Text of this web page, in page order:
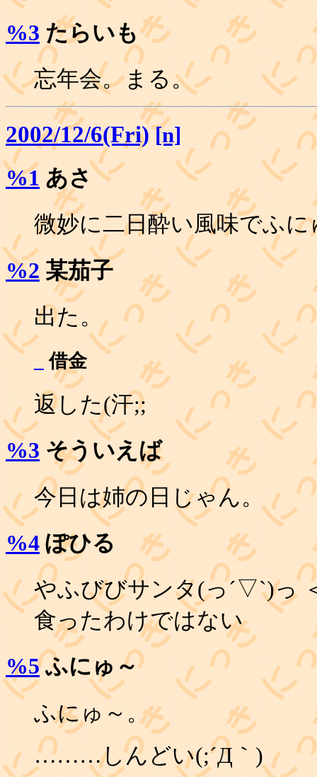
%3 たらいも
忘年会。まる。
2002/12/6(Fri) [n]
%1 あさ
微妙に二日酔い風味でふに
%2 某茄子
出た。
借金
返した(汗;;
%3 そういえば
今日は姉の日じゃん。
%4 ぽひる
やふびびサンタ(っ´▽`)っ
食ったわけではない
%5ふにゅ～
ふにゅ～。
………しんどい(;´Д｀)